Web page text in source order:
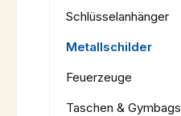
Schlüsselanhänger
Metallschilder
Feuerzeuge
Taschen & Gymbags